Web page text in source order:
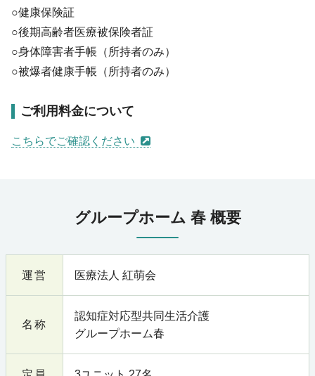
○健康保険証
○後期高齢者医療被保険者証
○身体障害者手帳（所持者のみ）
○被爆者健康手帳（所持者のみ）
ご利用料金について
こちらでご確認ください
グループホーム 春 概要
運営 医療法人 紅萌会
名称
認知症対応型共同生活介護
グループホーム春